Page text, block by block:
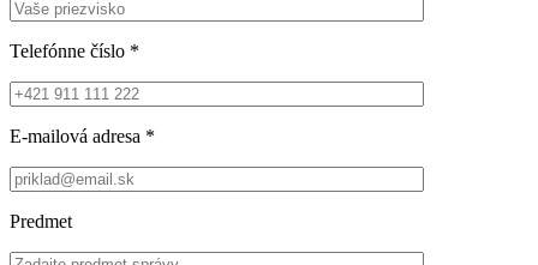
Telefónne číslo *
E-mailová adresa *
Predmet